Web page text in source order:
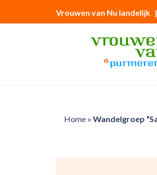
Vrouwen van Nu landelijk
Home» Wandelgroep